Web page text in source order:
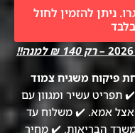
ניתן להזמין לחול
רק 140 ₪ למנה!!
פיקוח משגיח צמוד
תפריט עשיר ומגוון עם
אצל אמא. ✔️ משלוח עד
הבריאות. ✔️ מחיר